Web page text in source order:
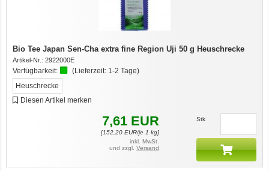
Bio Tee Japan Sen-Cha extra fine Region Uji 50 g Heuschrecke
Artikel-Nr.: 2922000E
Verfügbarkeit: (Lieferzeit: 1-2 Tage)
Heuschrecke
Diesen Artikel merken
7,61 EUR
[152,20EUR/je 1 kg]
inkl. MwSt.
und zzgl. Versand
Stk